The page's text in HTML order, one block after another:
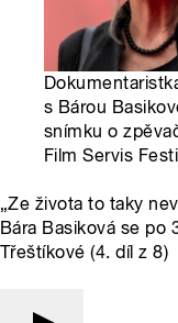
s Bárou
snímku o
Film Servis
„Ze života to taky
Bára Basiková se po
Třeštíkové (4. díl z 8)